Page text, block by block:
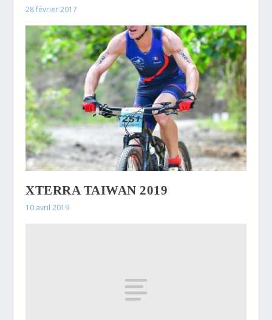
28 février 2017
XTERRA TAIWAN 2019
10 avril 2019